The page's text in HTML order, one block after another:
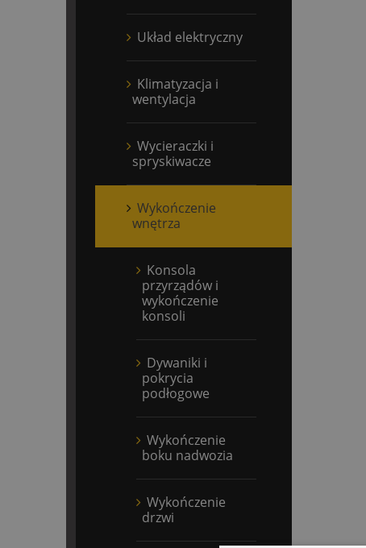
Układ elektryczny
Klimatyzacja i
wentylacja
Wycieraczki i
spryskiwacze
Wykończenie
wnętrza
Konsola
przyrządów i
wykończenie
konsoli
Dywaniki i
pokrycia
podłogowe
Wykończenie
boku nadwozia
Wykończenie
drzwi